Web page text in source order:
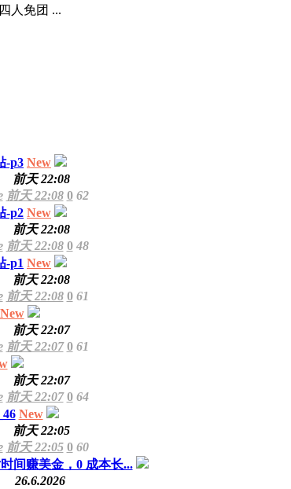
人免团 ...
-p3 New
前天 22:08
前天 22:08 0 62
-p2 New
前天 22:08
前天 22:08 0 48
-p1 New
前天 22:08
前天 22:08 0 61
New
前天 22:07
前天 22:07 0 61
前天 22:07
前天 22:07 0 64
New
前天 22:05
前天 22:05 0 60
间赚美金，0 成本长...
26.6.2026